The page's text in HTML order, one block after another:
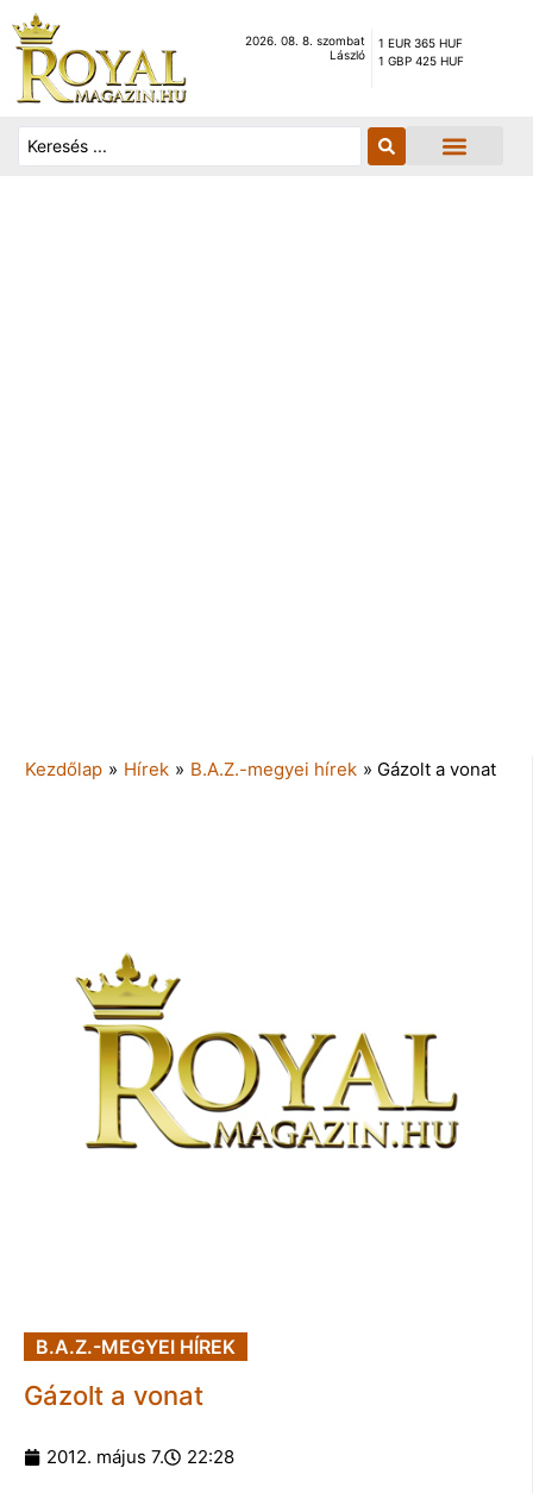
2026. 08. 8. szombat
László
1 EUR 365 HUF
1 GBP 425 HUF
Kezdőlap » Hírek » B.A.Z.-megyei hírek » Gázolt a vonat
B.A.Z.-MEGYEI HÍREK
Gázolt a vonat
2012. május 7. 22:28